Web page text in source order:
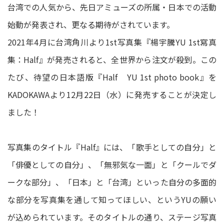
台湾での人気から、先日アミューズの所属・日本での活動
始動が発表され、更なる期待がされています。
2021年4月に台湾角川より1st写真集『楊宇騰YU 1st寫真
集：Half』が発売されると、全世界から注文が殺到。この
たび、待望の日本語版『Half YU 1st photo book』を
KADOKAWAより12月22日（水）に発売することが決定し
ました！
写真集のタイトル『Half』には、「歌手としての自分」と
「俳優としての自分」、「無邪気な一面」と「クールでダ
ークな部分」、「日本」と「台湾」といった自分の多面的
な部分を写真集を通して知ってほしい、というYUの願い
が込められています。そのタイトルの通り、ステージ写真